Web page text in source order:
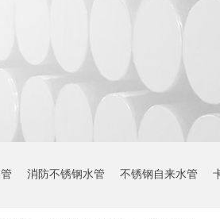
消防不锈钢水管 不锈钢自来水管